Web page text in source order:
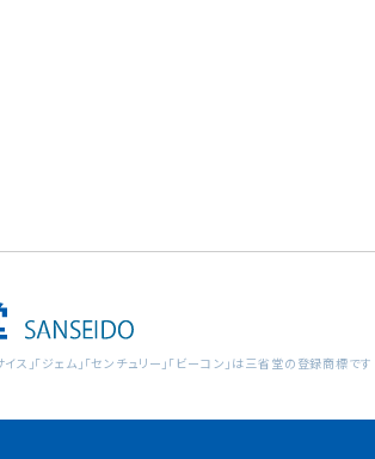
イス」「ジェム」「センチュリー」「ビーコン」は三省堂の登録商標です